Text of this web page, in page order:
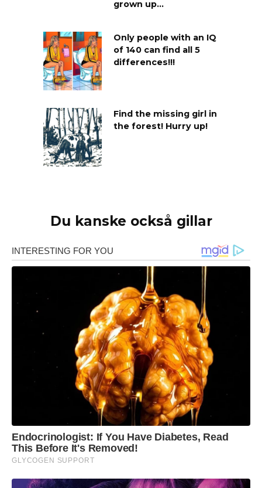
grown up…
Only people with an IQ
of 140 can find all 5
differences!!!
Find the missing girl in
the forest! Hurry up!
Du kanske också gillar